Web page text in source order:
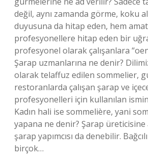
değil, aynı zamanda görme, koku
duyusuna da hitap eden, hem
profesyonellere hitap eden bir
profesyonel olarak çalışanlara
Şarap uzmanlarına ne denir?
olarak telaffuz edilen sommelier,
restoranlarda çalışan şarap ve
profesyonelleri için kullanılan
Kadın hali ise sommelière, yani
yapana ne denir? Şarap üreticisine
şarap yapımcısı da denebilir.
birçok…